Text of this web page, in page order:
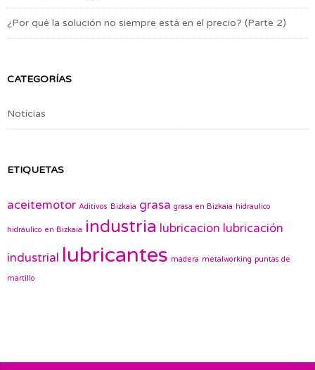
¿Por qué la solución no siempre está en el precio? (Parte 2)
CATEGORÍAS
Noticias
ETIQUETAS
aceitemotor Aditivos Bizkaia grasa grasa en Bizkaia hidraulico
hidráulico en Bizkaia industria lubricacion lubricación
industrial lubricantes madera metalworking puntas de
martillo